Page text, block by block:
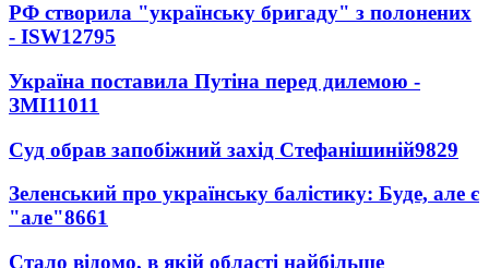
РФ створила "українську бригаду" з полонених
- ISW12795
Україна поставила Путіна перед дилемою -
ЗМІ11011
Суд обрав запобіжний захід Стефанішиній9829
Зеленський про українську балістику: Буде, але є
"але"8661
Стало відомо, в якій області найбільше